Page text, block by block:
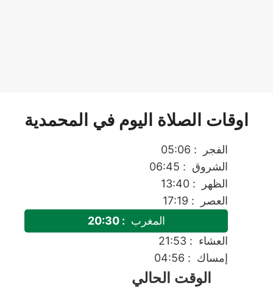
اوقات الصلاة اليوم في المحمدية
الفجر
: 05:06
الشروق : 06:45
الظهر
: 13:40
العصر
: 17:19
المغرب : 20:30
العشاء : 21:53
إمساك : 04:56
الوقت الحالي